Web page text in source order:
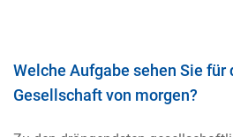
Welche Aufgabe sehen Sie für
Gesellschaft von morgen?